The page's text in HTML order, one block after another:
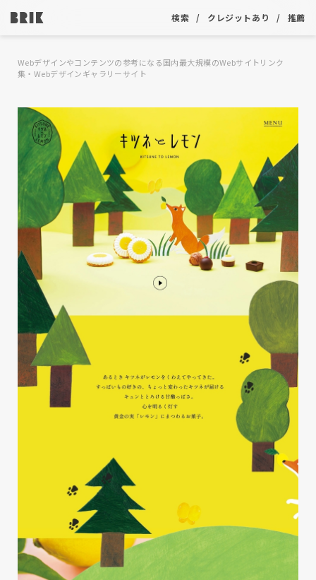
検索 クレジットあり 推薦
Webデザインやコンテンツの参考になる国内最大規模のWebサイトリンク
集・Webデザインギャラリーサイト